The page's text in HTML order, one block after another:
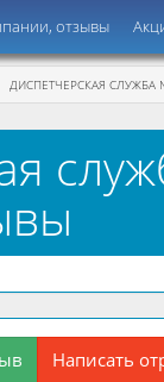
отзывы
ДИСПЕТЧЕРСКАЯ СЛУЖБА
Написать